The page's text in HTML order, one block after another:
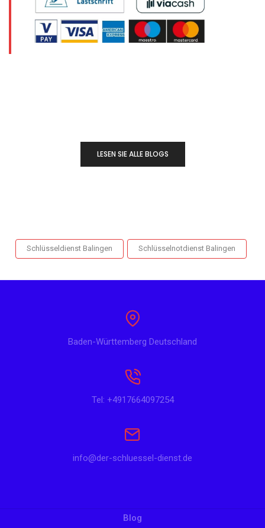
LESEN SIE ALLE BLOGS
Schlüsseldienst Balingen Schlüsselnotdienst Balingen
Baden-Württemberg Deutschland
Tel: +4917664097254
info@der-schluessel-dienst.de
Blog